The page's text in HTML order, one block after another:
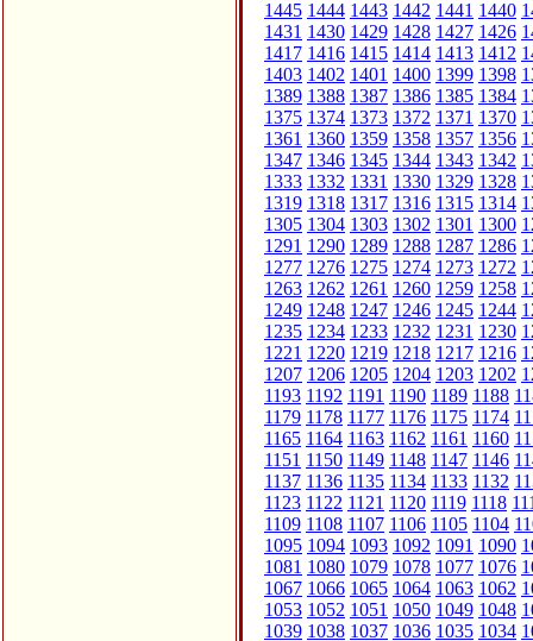
1445 1444 1443 1442 1441 1440
1431 1430 1429 1428 1427 1426
1417 1416 1415 1414 1413 1412
1403 1402 1401 1400 1399 1398
1389 1388 1387 1386 1385 1384
1375 1374 1373 1372 1371 1370
1361 1360 1359 1358 1357 1356
1347 1346 1345 1344 1343 1342
1333 1332 1331 1330 1329 1328
1319 1318 1317 1316 1315 1314
1305 1304 1303 1302 1301 1300
1291 1290 1289 1288 1287 1286
1277 1276 1275 1274 1273 1272
1263 1262 1261 1260 1259 1258
1249 1248 1247 1246 1245 1244
1235 1234 1233 1232 1231 1230
1221 1220 1219 1218 1217 1216
1207 1206 1205 1204 1203 1202
1193 1192 1191 1190 1189 1188
1179 1178 1177 1176 1175 1174
1165 1164 1163 1162 1161 1160
1151 1150 1149 1148 1147 1146
1137 1136 1135 1134 1133 1132
1123 1122 1121 1120 1119 1118
1109 1108 1107 1106 1105 1104
1095 1094 1093 1092 1091 1090
1081 1080 1079 1078 1077 1076
1067 1066 1065 1064 1063 1062
1053 1052 1051 1050 1049 1048
1039 1038 1037 1036 1035 1034